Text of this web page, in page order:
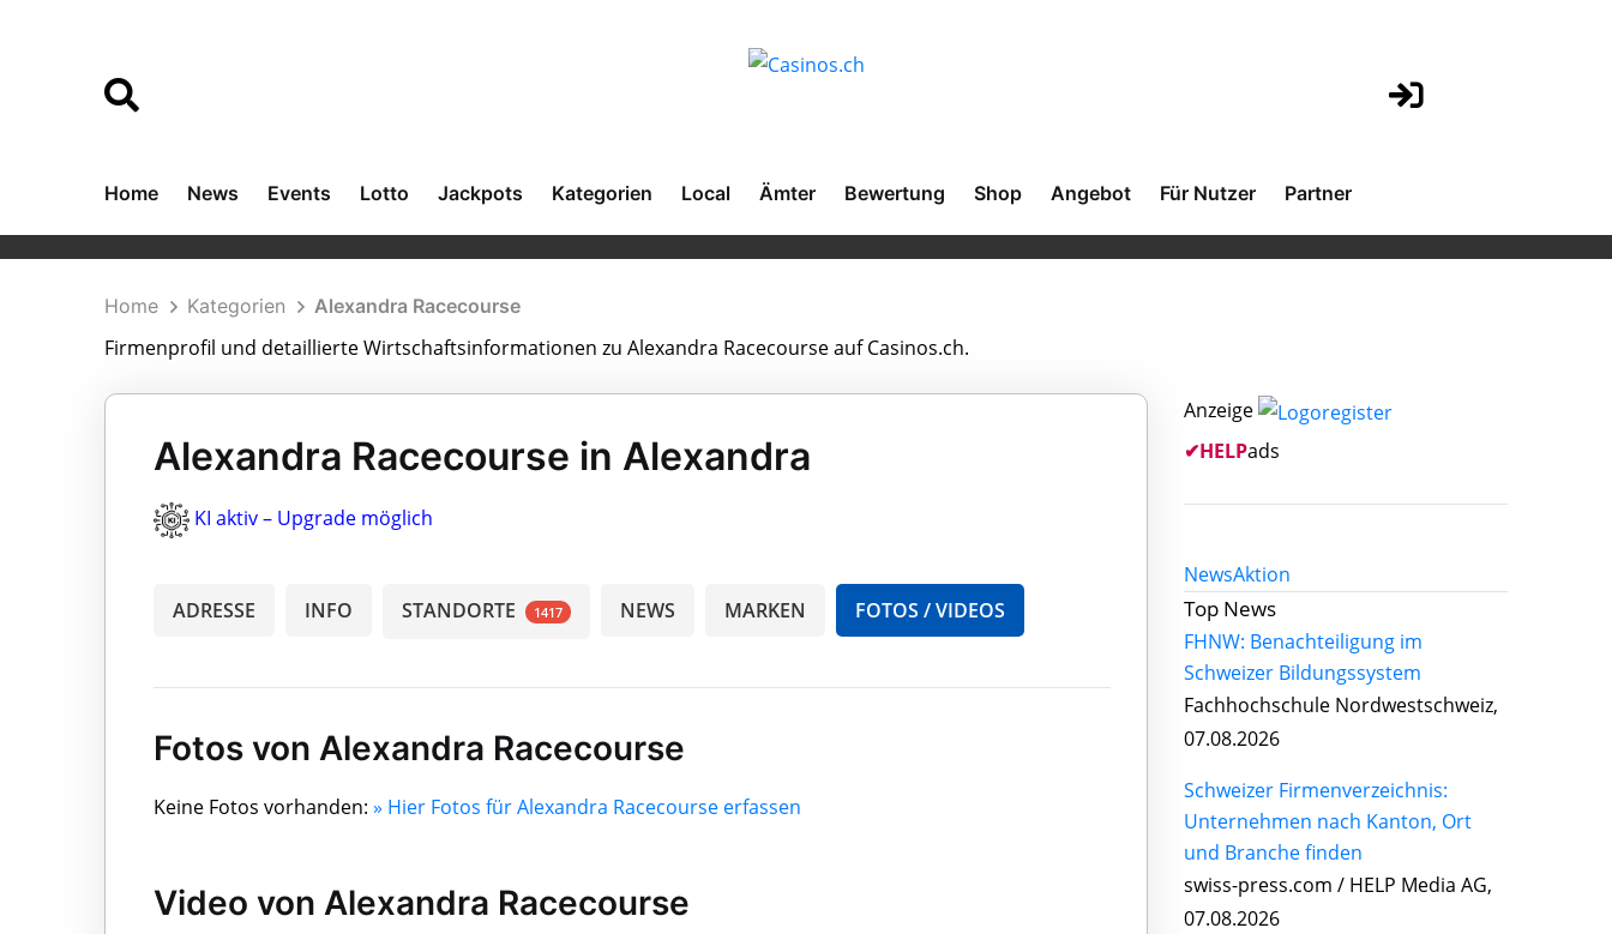
Home News Events Lotto Jackpots Kategorien Local Ämter Bewertung Shop Angebot Für Nutzer Partner
Home Kategorien Alexandra Racecourse
Firmenprofil und detaillierte Wirtschaftsinformationen zu Alexandra Racecourse auf Casinos.ch.
Alexandra Racecourse in Alexandra
KI aktiv – Upgrade möglich
ADRESSE INFO STANDORTE 1417 NEWS MARKEN FOTOS / VIDEOS
Fotos von Alexandra Racecourse
Keine Fotos vorhanden: » Hier Fotos für Alexandra Racecourse erfassen
Video von Alexandra Racecourse
Anzeige
✔HELPads
NewsAktion
Top News
FHNW: Benachteiligung im
Schweizer Bildungssystem
Fachhochschule Nordwestschweiz,
07.08.2026
Schweizer Firmenverzeichnis:
Unternehmen nach Kanton, Ort
und Branche finden
swiss-press.com / HELP Media AG,
07.08.2026